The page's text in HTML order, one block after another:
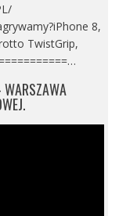
8,
TwistGrip,